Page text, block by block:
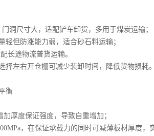
洞尺寸大，适配铲车卸货，多用于煤炭运输；
轻但防涨能力弱，适合砂石料运输；
长途物流普货运输。
择左右开仓栅可减少装卸时间，降低货物损耗
衡
厚度保证强度，导致自重增加；
，在保证承载力的同时可减薄板材厚度